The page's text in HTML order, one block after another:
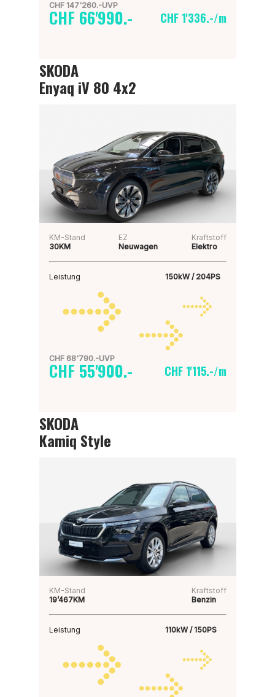
CHF 147'260.-UVP
CHF 66'990.- CHF 1'336.-/m
SKODA
Enyaq iV 80 4x2
KM-Stand
30KM
EZ
Neuwagen
Kraftstoff
Elektro
Leistung 150kW / 204PS
CHF 68'790.-UVP
CHF 55'900.- CHF 1'115.-/m
SKODA
Kamiq Style
KM-Stand
19’467KM
Kraftstoff
Benzin
Leistung 110kW / 150PS